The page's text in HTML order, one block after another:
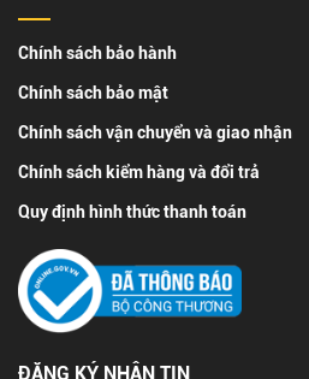
Chính sách bảo hành
Chính sách bảo mật
Chính sách vận chuyển và giao nhận
Chính sách kiểm hàng và đổi trả
Quy định hình thức thanh toán
ĐĂNG KÝ NHẬN TIN